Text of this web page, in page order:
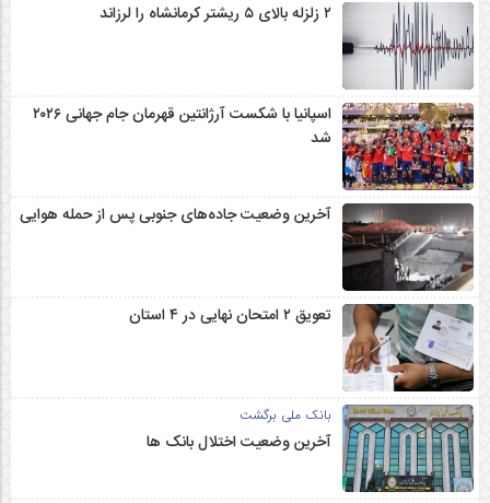
۲ زلزله‌ بالای ۵ ریشتر کرمانشاه را لرزاند
اسپانیا با شکست آرژانتین قهرمان جام جهانی ۲۰۲۶
شد
آخرین وضعیت جاده‌های جنوبی پس از حمله هوایی
تعویق ۲ امتحان نهایی در ۴ استان
بانک ملی برگشت
آخرین وضعیت اختلال بانک ها